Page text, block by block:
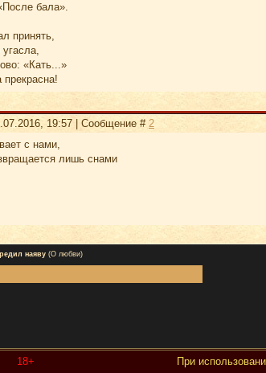
бала».
принять,
«Кать...»
19:57 | Сообщение # 2
с нами,
лишь снами
наяву (О любви)
18+ При